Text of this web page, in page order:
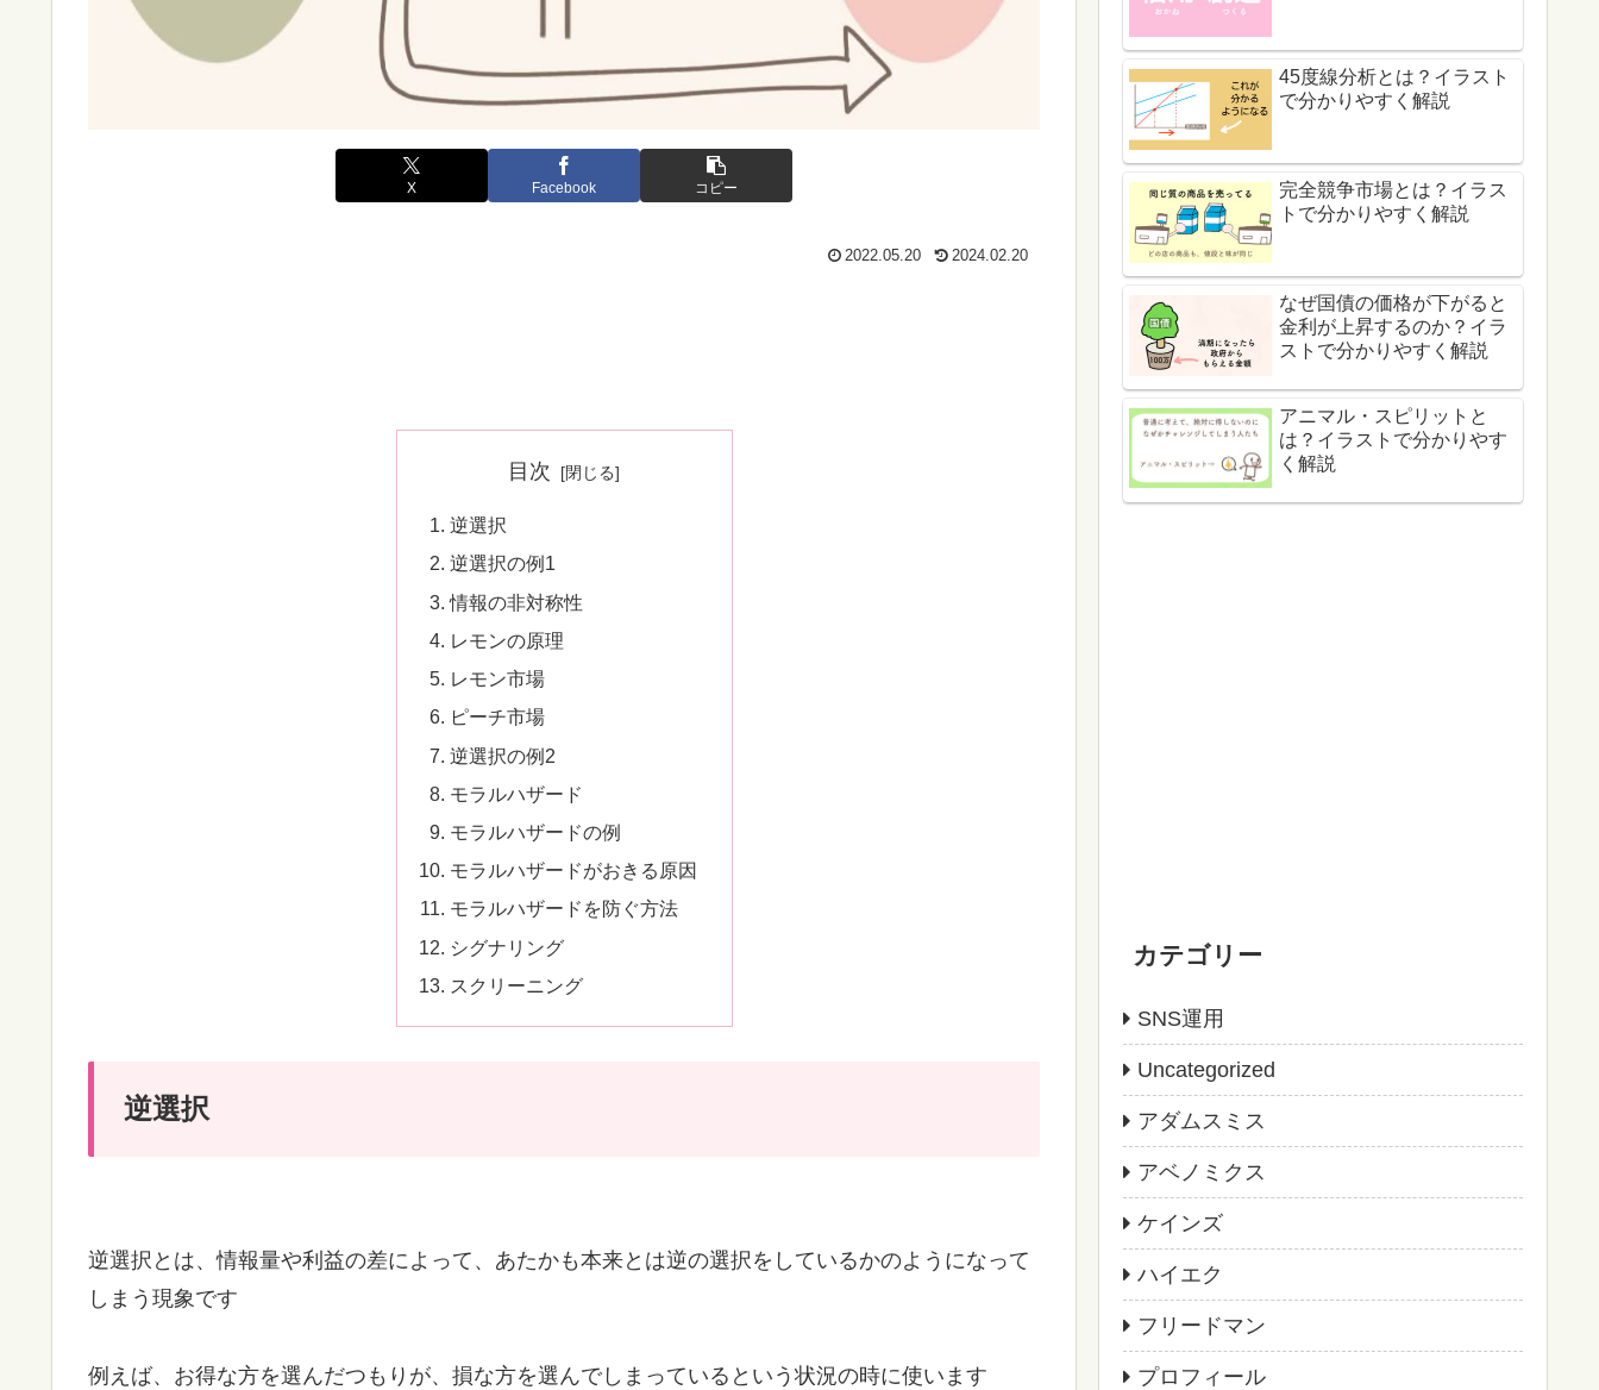
X Facebook コピー
2022.05.20 2024.02.20
目次
逆選択
逆選択の例1
情報の非対称性
レモンの原理
レモン市場
ピーチ市場
逆選択の例2
モラルハザード
モラルハザードの例
モラルハザードがおきる原因
モラルハザードを防ぐ方法
シグナリング
スクリーニング
逆選択
逆選択とは、情報量や利益の差によって、あたかも本来とは逆の選択をしているかのようになって
しまう現象です
例えば、お得な方を選んだつもりが、損な方を選んでしまっているという状況の時に使います
45度線分析とは？イラスト
で分かりやすく解説
完全競争市場とは？イラス
トで分かりやすく解説
なぜ国債の価格が下がると
金利が上昇するのか？イラ
ストで分かりやすく解説
アニマル・スピリットと
は？イラストで分かりやす
く解説
カテゴリー
SNS運用
Uncategorized
アダムスミス
アベノミクス
ケインズ
ハイエク
フリードマン
プロフィール